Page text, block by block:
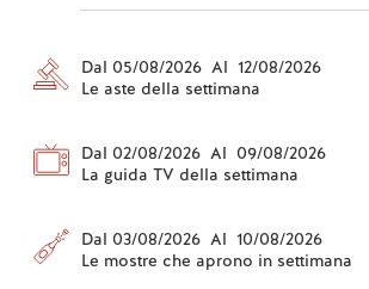
Dal 05/08/2026 Al 12/08/2026
Le aste della settimana
Dal 02/08/2026 Al 09/08/2026
La guida TV della settimana
Dal 03/08/2026 Al 10/08/2026
Le mostre che aprono in settimana